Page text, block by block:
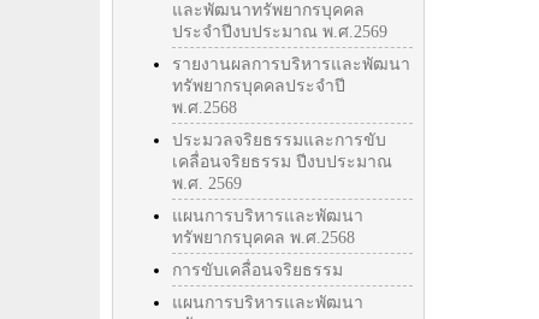
และพัฒนาทรัพยากรบุคคล
ประจำปีงบประมาณ พ.ศ.2569
รายงานผลการบริหารและพัฒนา
ทรัพยากรบุคคลประจำปี
พ.ศ.2568
ประมวลจริยธรรมและการขับ
เคลื่อนจริยธรรม ปีงบประมาณ
พ.ศ. 2569
แผนการบริหารและพัฒนา
ทรัพยากรบุคคล พ.ศ.2568
การขับเคลื่อนจริยธรรม
แผนการบริหารและพัฒนา